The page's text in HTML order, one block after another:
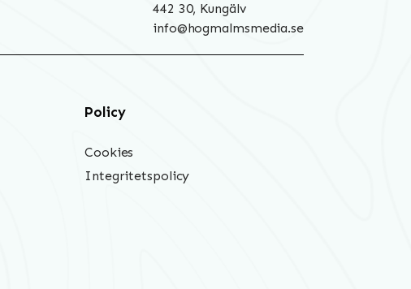
442 30, Kungälv
info@hogmalmsmedia.se
Policy
Cookies
Integritetspolicy